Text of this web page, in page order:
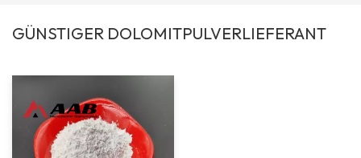
GÜNSTIGER DOLOMITPULVERLIEFERANT